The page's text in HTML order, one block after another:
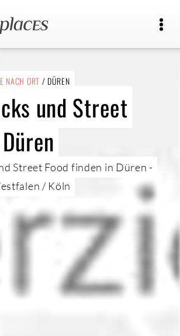
NACH ORT / DÜREN
und Street
Street Food finden in Düren -
/ Köln